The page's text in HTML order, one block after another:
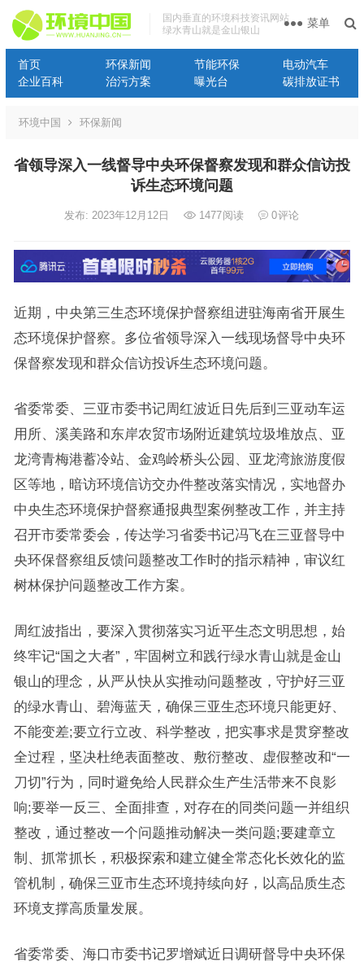
国内垂直的环境科技资讯网站
绿水青山就是金山银山
首页 环保新闻 节能环保
电动汽车
企业百科
治污方案 曝光台 碳排放证书
菜单
环境中国 环保新闻
省领导深入一线督导中央环保督察发现和群众信访投
诉生态环境问题
发布: 2023年12月12日 1477阅读 0评论
近期，中央第三生态环境保护督察组进驻海南省开展生
态环境保护督察。多位省领导深入一线现场督导中央环
保督察发现和群众信访投诉生态环境问题。
省委常委、三亚市委书记周红波近日先后到三亚动车运
用所、溪美路和东岸农贸市场附近建筑垃圾堆放点、亚
龙湾青梅港蓄冷站、金鸡岭桥头公园、亚龙湾旅游度假
区等地，暗访环境信访交办件整改落实情况，实地督办
中央生态环境保护督察通报典型案例整改工作，并主持
召开市委常委会，传达学习省委书记冯飞在三亚督导中
央环保督察组反馈问题整改工作时的指示精神，审议红
树林保护问题整改工作方案。
周红波指出，要深入贯彻落实习近平生态文明思想，始
终牢记“国之大者”，牢固树立和践行绿水青山就是金山
银山的理念，从严从快从实推动问题整改，守护好三亚
的绿水青山、碧海蓝天，确保三亚生态环境只能更好、
不能变差;要立行立改、科学整改，把实事求是贯穿整改
全过程，坚决杜绝表面整改、敷衍整改、虚假整改和“一
刀切”行为，同时避免给人民群众生产生活带来不良影
响;要举一反三、全面排查，对存在的同类问题一并组织
整改，通过整改一个问题推动解决一类问题;要建章立
制、抓常抓长，积极探索和建立健全常态化长效化的监
管机制，确保三亚市生态环境持续向好，以高品质生态
环境支撑高质量发展。
省委常委、海口市委书记罗增斌近日调研督导中央环保